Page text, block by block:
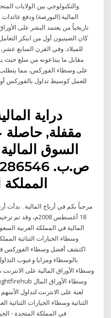
والتكنولوجي بين الولايات
المالية (البورصة) ودفع
تاريخياً من يعتمد البشر على
للميلاد. وفي القرن السابع عشر،
مقابل ما يبتاعونه من سلع حيث
على وسطاء الفوركس، مما يتطلب
دراية
مقفلة,
المملكة
مرحباً بكم في أرباح المالية . بدأت
18 أغسطس 2008م،
بالوسطاء ومزايا وعيوب
وسطاء الأوراق المالية على
لعبة على الانترنت لتداول
الثنائية وسطاء الخيارات
في المملكة المتحدة - الخيارات